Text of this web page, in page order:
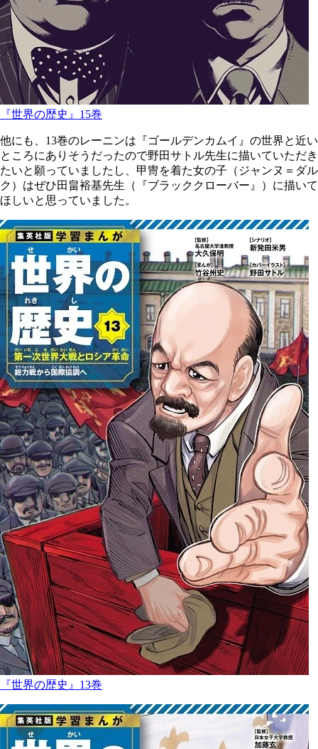
『世界の歴史』15巻
他にも、13巻のレーニンは『ゴールデンカムイ』の世界と近い
ところにありそうだったので野田サトル先生に描いていただき
たいと願っていましたし、甲冑を着た女の子（ジャンヌ＝ダル
ク）はぜひ田畠裕基先生（『ブラッククローバー』）に描いて
ほしいと思っていました。
『世界の歴史』13巻